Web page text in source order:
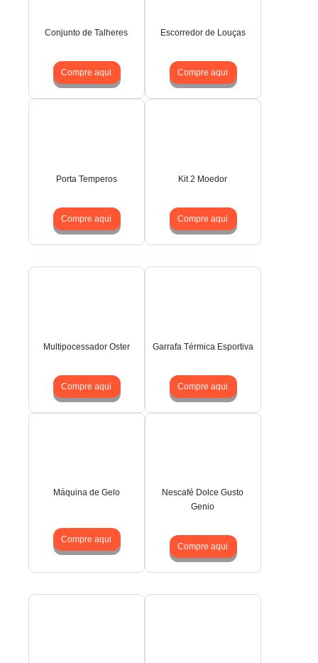
Conjunto de Talheres
Compre aqui
Escorredor de Louças
Compre aqui
Porta Temperos
Compre aqui
Kit 2 Moedor
Compre aqui
Multipocessador Oster
Compre aqui
Garrafa Térmica Esportiva
Compre aqui
Máquina de Gelo
Compre aqui
Nescafé Dolce Gusto
Genio
Compre aqui